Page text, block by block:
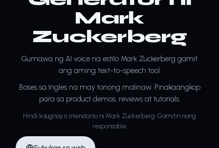
Mark
Zuckerberg
Gumawa ng AI voice na estilo Mark Zuckerberg gamit
ang aming text-to-speech tool.
Boses sa Ingles na may tonong malinaw. Pinakaangkop
para sa product demos, reviews at tutorials.
Hindi kaugnay o iniendorso ni Mark Zuckerberg. Gamitin nang
responsable.